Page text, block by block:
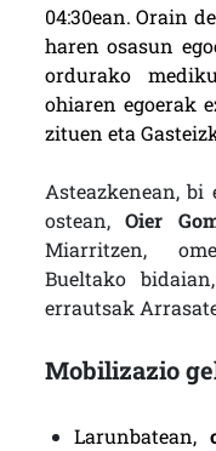
04:30ean. Orain
haren osasun
ordurako
ohiaren egoerak
zituen eta
Asteazkenean,
ostean,Oier
Miarritzen,
Bueltako
errautsak
Mobilizazio
Larunbatean,